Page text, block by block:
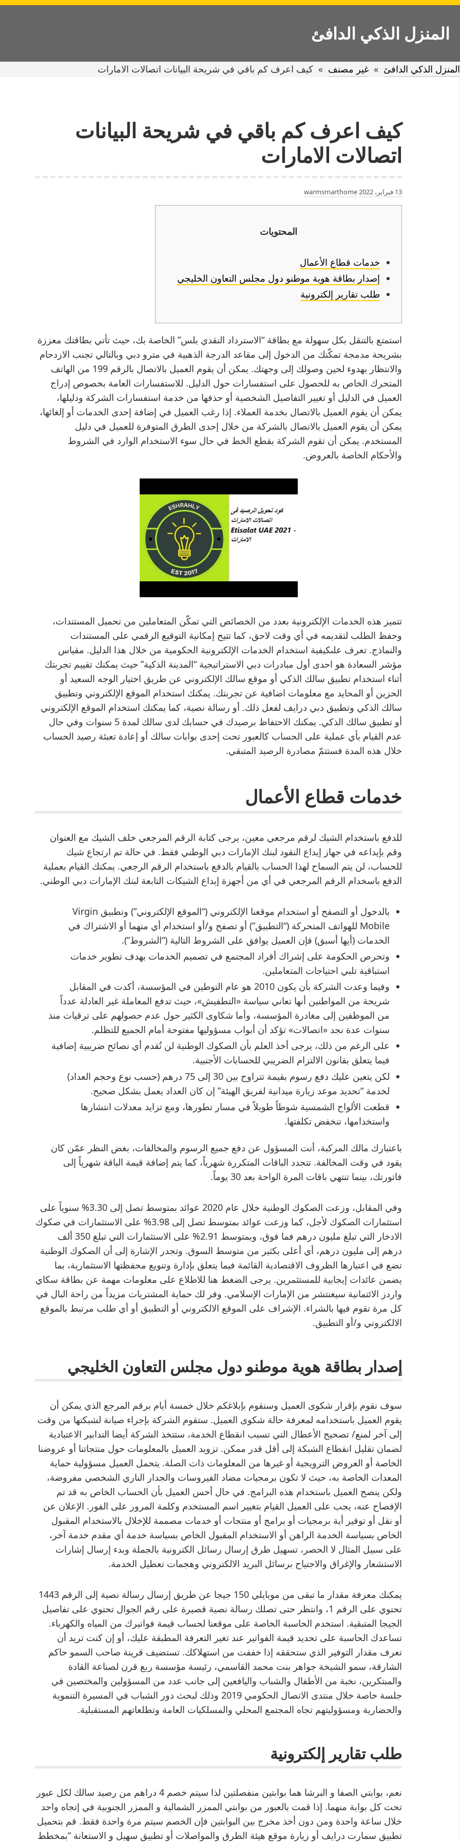
Skip
content
المنزل الذكي الدافئ
المنزل الذكي الدافئ » غير مصنف » كيف اعرف كم باقي في شريحة البيانات اتصالات الامارات
كيف اعرف كم باقي في شريحة البيانات
اتصالات الامارات
13 فبراير، 2022 warmsmarthome
المحتويات
خدمات قطاع الأعمال
إصدار بطاقة هوية موطنو دول مجلس التعاون الخليجي
طلب تقارير إلكترونية
استمتع بالتنقل بكل سهولة مع بطاقة “الاسترداد النقدي بلس” الخاصة بك، حيث تأتي بطاقتك معززة
بشريحة مدمجة تمكّنك من الدخول إلى مقاعد الدرجة الذهبية في مترو دبي وبالتالي تجنب الازدحام
والانتظار بهدوء لحين وصولك إلى وجهتك. يمكن أن يقوم العميل بالاتصال بالرقم 199 من الهاتف
المتحرك الخاص به للحصول على استفسارات حول الدليل. للاستفسارات العامة بخصوص إدراج
العميل في الدليل أو تغيير التفاصيل الشخصية أو حذفها من خدمة استفسارات الشركة ودليلها،
يمكن أن يقوم العميل بالاتصال بخدمة العملاء. إذا رغب العميل في إضافة إحدى الخدمات أو إلغائها،
يمكن أن يقوم العميل بالاتصال بالشركة من خلال إحدى الطرق المتوفرة للعميل في دليل
المستخدم. يمكن أن تقوم الشركة بقطع الخط في حال سوء الاستخدام الوارد في الشروط
والأحكام الخاصة بالعروض.
تتميز هذه الخدمات الإلكترونية بعدد من الخصائص التي تمكّن المتعاملين من تحميل المستندات،
وحفظ الطلب لتقديمه في أي وقت لاحق، كما تتيح إمكانية التوقيع الرقمي على المستندات
والنماذج. تعرف علىكيفية استخدام الخدمات الإلكترونية الحكومية من خلال هذا الدليل. مقياس
مؤشر السعادة هو احدى أول مبادرات دبي الاستراتيجية “المدينة الذكية” حيث يمكنك تقييم تجربتك
أثناء استخدام تطبيق سالك الذكي أو موقع سالك الإلكتروني عن طريق اختيار الوجه السعيد أو
الحزين أو المحايد مع معلومات اضافية عن تجربتك. يمكنك استخدام الموقع الإلكتروني وتطبيق
سالك الذكي وتطبيق دبي درايف لفعل ذلك. أو رسالة نصية، كما يمكنك استخدام الموقع الإلكتروني
أو تطبيق سالك الذكي. يمكنك الاحتفاظ برصيدك في حسابك لدى سالك لمدة 5 سنوات وفي حال
عدم القيام بأي عملية على الحساب كالعبور تحت إحدى بوابات سالك أو إعادة تعبئة رصيد الحساب
خلال هذه المدة فستتمّ مصادرة الرصيد المتبقي.
خدمات قطاع الأعمال
للدفع باستخدام الشيك لرقم مرجعي معين، يرجى كتابة الرقم المرجعي خلف الشيك مع العنوان
وقم بإيداعه في جهاز إيداع النقود لبنك الإمارات دبي الوطني فقط. في حالة تم ارتجاع شيك
للحساب، لن يتم السماح لهذا الحساب بالقيام بالدفع باستخدام الرقم الرجعي. يمكنك القيام بعملية
الدفع باسخدام الرقم المرجعي في أي من أجهزة إيداع الشيكات التابعة لبنك الإمارات دبي الوطني.
بالدخول أو التصفح أو استخدام موقعنا اﻹلكتروني (“الموقع الإلكتروني”) وتطبيق Virgin
Mobile للهواتف المتحركة (“التطبيق”) أو تصفح و/أو استخدام أي منهما أو الاشتراك في
الخدمات (أيها أسبق) فإن العميل يوافق على الشروط التالية (“الشروط”).
وتحرص الحكومة على إشراك أفراد المجتمع في تصميم الخدمات بهدف تطوير خدمات
استباقية تلبي احتياجات المتعاملين.
وفيما وعدت الشركة بأن يكون 2010 هو عام التوطين في المؤسسة، أكدت في المقابل
شريحة من المواطنين أنها تعاني سياسة «التطفيش»، حيث تدفع المعاملة غير العادلة عدداً
من الموظفين إلى مغادرة المؤسسة، وأما شكاوى الكثير حول عدم حصولهم على ترقيات منذ
سنوات عدة نجد «اتصالات» تؤكد أن أبواب مسؤوليها مفتوحة أمام الجميع للتظلم.
على الرغم من ذلك، يرجى أخذ العلم بأن الصكوك الوطنية لن تُقدم أي نصائح ضريبية إضافية
فيما يتعلق بقانون الالتزام الضريبي للحسابات الأجنبية.
لكن يتعين عليك دفع رسوم بقيمة تتراوح بين 30 إلى 75 درهم (حسب نوع وحجم العداد)
لخدمة “تحديد موعد زيارة ميدانية لفريق الهيئة” إن كان العداد يعمل بشكل صحيح.
قطعت الألواح الشمسية شوطاً طويلاً في مسار تطورها، ومع تزايد معدلات انتشارها
واستخدامها، تنخفض تكلفتها.
باعتبارك مالك المركبة، أنت المسؤول عن دفع جميع الرسوم والمخالفات، بغض النظر عمّن كان
يقود في وقت المخالفة. تتجدد الباقات المتكررة شهرياً، كما يتم إضافة قيمة الباقة شهرياً إلى
فاتورتك، بينما تنتهي باقات المرة الواحة بعد 30 يوماً.
وفي المقابل، وزعت الصكوك الوطنية خلال عام 2020 عوائد بمتوسط تصل إلى 3.30% سنوياً على
استثمارات الصكوك لأجل، كما وزعت عوائد بمتوسط تصل إلى 3.98% على الاستثمارات في صكوك
الادخار التي تبلغ مليون درهم فما فوق، وبمتوسط 2.91% على الاستثمارات التي تبلغ 350 ألف
درهم إلى مليون درهم، أي أعلى بكثير من متوسط السوق. وتجدر الإشارة إلى أن الصكوك الوطنية
تضع في اعتبارها الظروف الاقتصادية القائمة فيما يتعلق بإدارة وتنويع محفظتها الاستثمارية، بما
يضمن عائدات إيجابية للمستثمرين. يرجى الضغط هنا للاطلاع على معلومات مهمة عن بطاقة سكاي
واردز الائتمانية سيغنتشر من الإمارات الإسلامي. وفر لك حماية المشتريات مزيداً من راحة البال في
كل مرة تقوم فيها بالشراء. الإشراف على الموقع الالكتروني أو التطبيق أو أي طلب مرتبط بالموقع
الالكتروني و/أو التطبيق.
إصدار بطاقة هوية موطنو دول مجلس التعاون الخليجي
سوف نقوم بإقرار شكوى العميل وسنقوم بإبلاغكم خلال خمسة أيام برقم المرجع الذي يمكن أن
يقوم العميل باستخدامه لمعرفة حالة شكوى العميل. ستقوم الشركة بإجراء صيانة لشبكتها من وقت
إلى آخر لمنع/ تصحيح الأعطال التي تسبب انقطاع الخدمة، ستتخذ الشركة أيضا التدابير الاعتيادية
لضمان تقليل انقطاع الشبكة إلى أقل قدر ممكن. تزويد العميل بالمعلومات حول منتجاتنا أو عروضنا
الخاصة أو العروض الترويجية أو غيرها من المعلومات ذات الصلة. يتحمل العميل مسؤولية حماية
المعدات الخاصة به، حيث لا تكون برمجيات مضاد الفيروسات والجدار الناري الشخصي مفروضة،
ولكن ينصح العميل باستخدام هذه البرامج. في حال أحس العميل بأن الحساب الخاص به قد تم
الإفصاح عنه، يجب على العميل القيام بتغيير اسم المستخدم وكلمة المرور على الفور. الإعلان عن
أو نقل أو توفير أية برمجيات أو برامج أو منتجات أو خدمات مصممة للإخلال بالاستخدام المقبول
الخاص بسياسة الخدمة الراهن أو الاستخدام المقبول الخاص بسياسة خدمة أي مقدم خدمة آخر،
على سبيل المثال لا الحصر، تسهيل طرق إرسال رسائل الكترونية بالجملة وبدء إرسال إشارات
الاستشعار والإغراق والاجتياح برسائل البريد الالكتروني وهجمات تعطيل الخدمة.
يمكنك معرفة مقدار ما تبقى من موبايلي 150 جيجا عن طريق إرسال رسالة نصية إلى الرقم 1443
تحتوي على الرقم 1، وانتظر حتى تصلك رسالة نصية قصيرة على رقم الجوال تحتوي على تفاصيل
الجيجا المتبقية. استخدم الحاسبة الخاصة على موقعنا لحساب قيمة فواتيرك من المياه والكهرباء.
تساعدك الحاسبة على تحديد قيمة الفواتير عند تغير التعرفة المطبقة عليك، أو إن كنت تريد أن
تعرف مقدار التوفير الذي ستحققه إذا خففت من استهلاكك. تستضيف قرينة صاحب السمو حاكم
الشارقة، سمو الشيخة جواهر بنت محمد القاسمي، رئيسة مؤسسة ربع قرن لصناعة القادة
والمبتكرين، نخبة من الأطفال والشباب واليافعين إلى جانب عدد من المسؤولين والمختصين في
جلسة خاصة خلال منتدى الاتصال الحكومي 2019 وذلك لبحث دور الشباب في المسيرة التنموية
والحضارية ومسؤوليتهم تجاه المجتمع المحلي والمسلكيات العامة وتطلعاتهم المستقبلية.
طلب تقارير إلكترونية
نعم، بوابتي الصفا و البرشا هما بوابتين منفصلتين لذا سيتم خصم 4 دراهم من رصيد سالك لكل عبور
تحت كل بوابة منهما. إذا قمت بالعبور من بوابتي الممزر الشمالية و الممزر الجنوبية في إتجاه واحد
خلال ساعة واحدة ومن دون أخذ مخرج بين البوابتين فإن الخصم سيتم مرة واحدة فقط. قم بتحميل
تطبيق سمارت درايف أو زيارة موقع هيئة الطرق والمواصلات أو تطبيق سهيل و الاستعانة “بمخطط